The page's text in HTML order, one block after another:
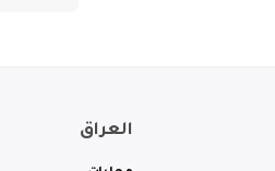
العراق